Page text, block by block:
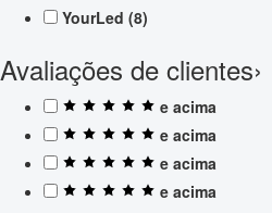
YourLed (8)
Avaliações de clientes›
e acima
e acima
e acima
e acima